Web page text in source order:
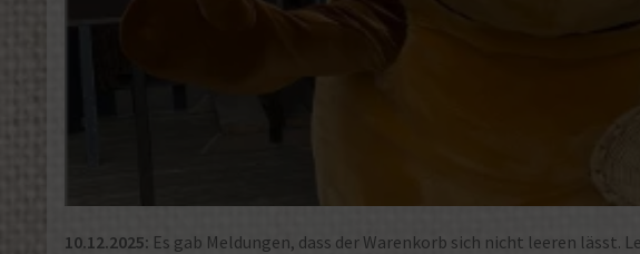
10.12.2025: Es gab Meldungen, dass der Warenkorb sich nicht leeren